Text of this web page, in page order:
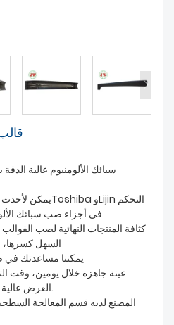
في أجزاء صب سبائك
السهل كسرها،
4. يمكننا مساعدتك
العرض عالية الكفاءة 300000 وحدة شهريًا.